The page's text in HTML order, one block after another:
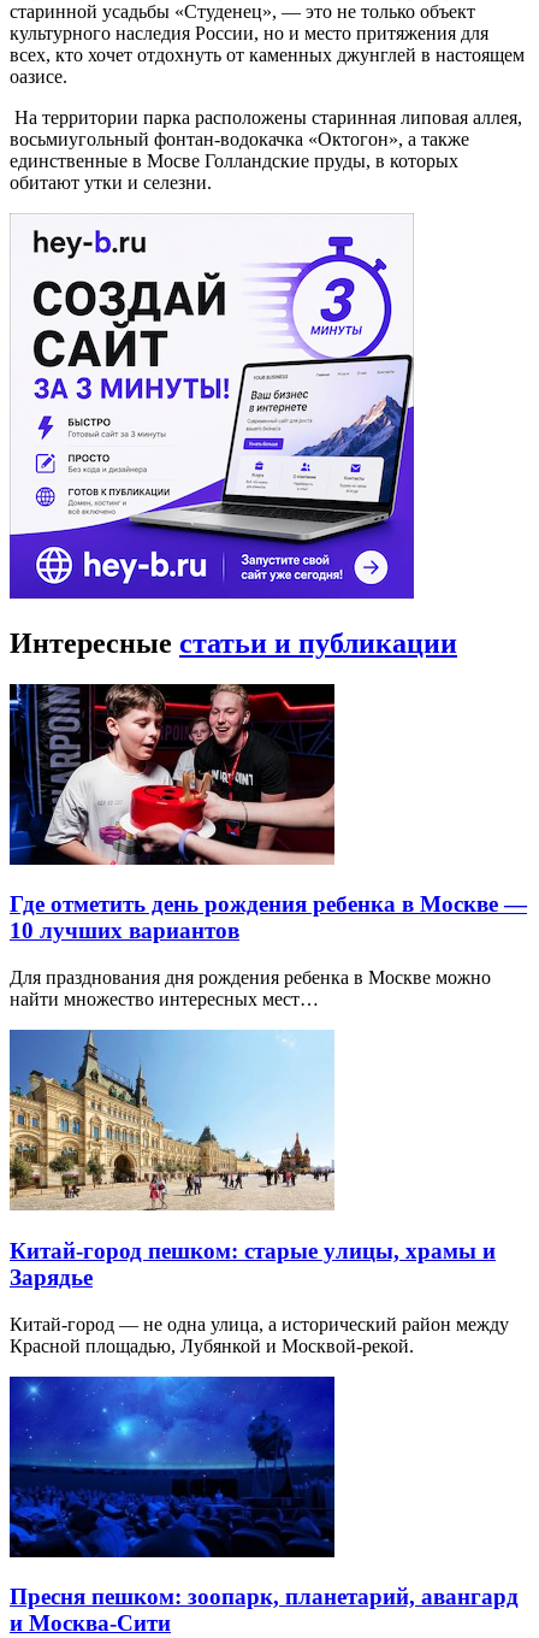
старинной усадьбы «Студенец», — это не только объект
культурного наследия России, но и место притяжения для
всех, кто хочет отдохнуть от каменных джунглей в настоящем
оазисе.
На территории парка расположены старинная липовая аллея,
восьмиугольный фонтан-водокачка «Октогон», а также
единственные в Мосве Голландские пруды, в которых
обитают утки и селезни.
Интересные статьи и публикации
Где отметить день рождения ребенка в Москве —
10 лучших вариантов
Для празднования дня рождения ребенка в Москве можно
найти множество интересных мест…
Китай-город пешком: старые улицы, храмы и
Зарядье
Китай-город — не одна улица, а исторический район между
Красной площадью, Лубянкой и Москвой-рекой.
Пресня пешком: зоопарк, планетарий, авангард
и Москва-Сити